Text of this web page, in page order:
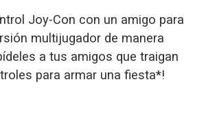
Joy-Con con un amigo para
multijugador de manera
a tus amigos que traigan
para armar una fiesta*!